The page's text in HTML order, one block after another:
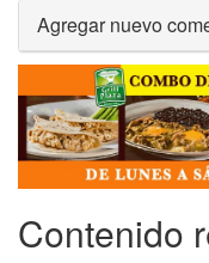
Agregar nuevo
Contenido